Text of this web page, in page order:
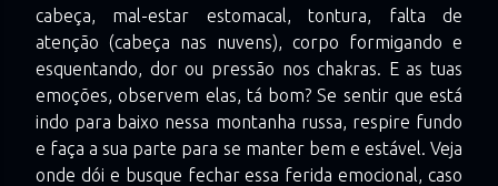
cabeça, mal-estar estomacal, tontura, falta de
atenção (cabeça nas nuvens), corpo formigando e
esquentando, dor ou pressão nos chakras. E as tuas
emoções, observem elas, tá bom? Se sentir que está
indo para baixo nessa montanha russa, respire fundo
e faça a sua parte para se manter bem e estável. Veja
onde dói e busque fechar essa ferida emocional, caso